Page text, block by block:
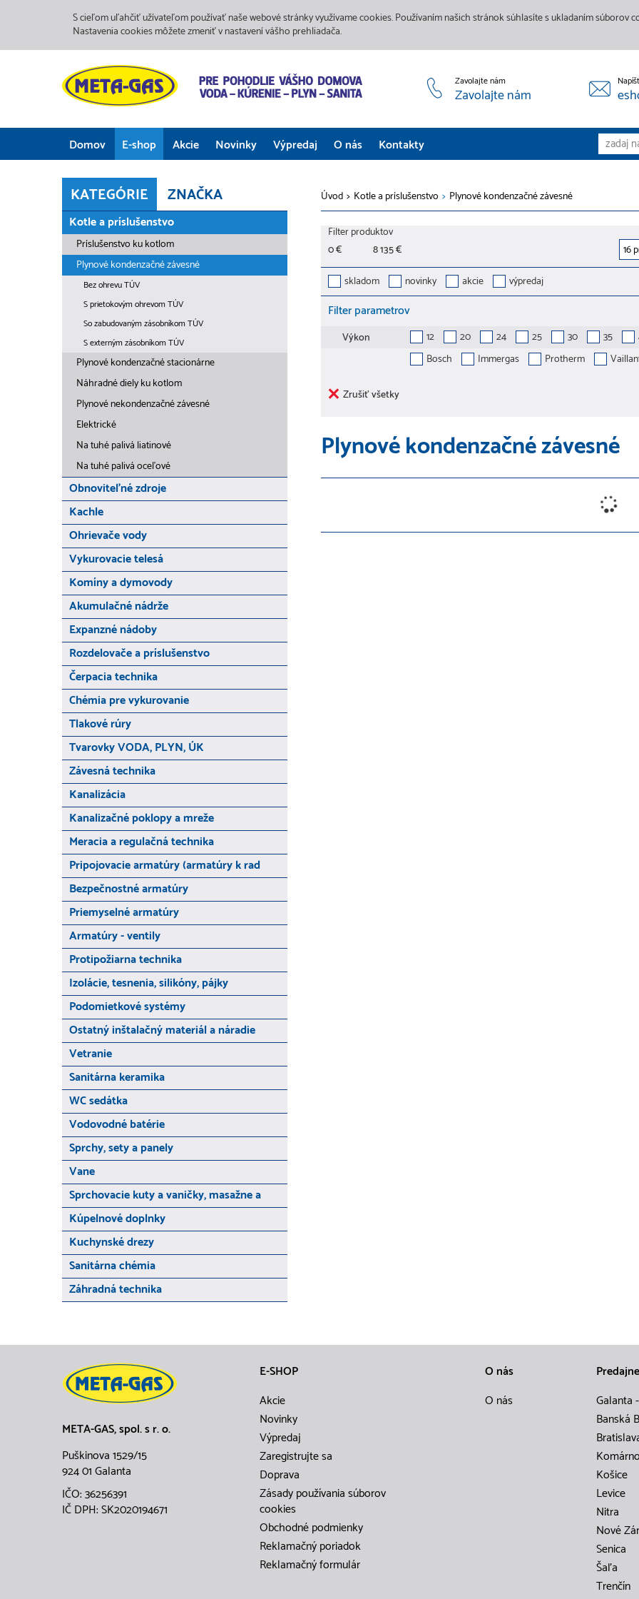
S cieľom uľahčiť užívateľom používať naše webové stránky využívame cookies. Používaním našich stránok súhlasíte s ukladaním súborov
Nastavenia cookies môžete zmeniť v nastavení vášho prehliadača.
Zavolajte nám
Zavolajte nám
Domov E-shop Akcie Novinky Výpredaj O nás
Služby
Predajne
Galéria
Kontakty
KATEGÓRIE ZNAČKA
Kotle a príslušenstvo
Príslušenstvo ku kotlom
Plynové kondenzačné závesné
Bez ohrevu TÚV
S prietokovým ohrevom TÚV
So zabudovaným zásobníkom TÚV
S externým zásobníkom TÚV
Plynové kondenzačné stacionárne
Náhradné diely ku kotlom
Plynové nekondenzačné závesné
Elektrické
Na tuhé palivá liatinové
Na tuhé palivá oceľové
Obnoviteľné zdroje
Kachle
Ohrievače vody
Vykurovacie telesá
Komíny a dymovody
Akumulačné nádrže
Expanzné nádoby
Rozdelovače a príslušenstvo
Čerpacia technika
Chémia pre vykurovanie
Tlakové rúry
Tvarovky VODA, PLYN, ÚK
Závesná technika
Kanalizácia
Kanalizačné poklopy a mreže
Meracia a regulačná technika
Pripojovacie armatúry (armatúry k rad
Bezpečnostné armatúry
Priemyselné armatúry
Armatúry - ventily
Protipožiarna technika
Izolácie, tesnenia, silikóny, pájky
Podomietkové systémy
Ostatný inštalačný materiál a náradie
Vetranie
Sanitárna keramika
WC sedátka
Vodovodné batérie
Sprchy, sety a panely
Vane
Sprchovacie kuty a vaničky, masažne a
Kúpelnové doplnky
Kuchynské drezy
Sanitárna chémia
Záhradná technika
Úvod > Kotle a príslušenstvo > Plynové kondenzačné závesné
Filter produktov
0 €
8 135 €
skladom
novinky akcie výpredaj
Filter parametrov
Výkon 12 20 24 25 30 35
Bosch
Immergas Protherm
Zrušiť všetky
Plynové kondenzačné závesné
META-GAS, spol. s r. o.
Puškinova 1529/15
924 01 Galanta
IČO: 36256391
IČ DPH: SK2020194671
E-SHOP
Akcie
Novinky
Výpredaj
Zaregistrujte sa
Doprava
Zásady používania súborov
cookies
Obchodné podmienky
Reklamačný poriadok
Reklamačný formulár
O nás
O nás
Predajne
Galanta
Banská
Komárno
Košice
Levice
Nitra
Nové
Senica
Šaľa
Trenčín